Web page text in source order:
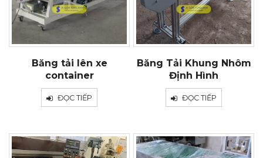
Băng tải lên xe
container
ĐỌC TIẾP
Băng Tải Khung Nhôm
Định Hình
ĐỌC TIẾP